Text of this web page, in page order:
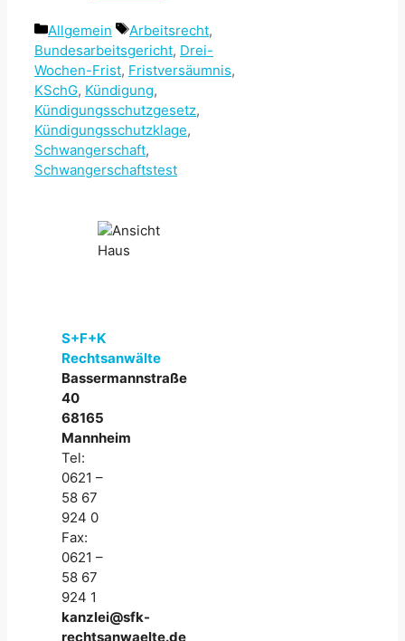
Kategorien
Allgemein Schlagwörter
Arbeitsrecht,
Bundesarbeitsgericht, Drei-
Wochen-Frist, Fristversäumnis,
KSchG, Kündigung,
Kündigungsschutzgesetz,
Kündigungsschutzklage,
Schwangerschaft,
Schwangerschaftstest
S+F+K
Rechtsanwälte
Bassermannstraße
40
68165
Mannheim
Tel:
0621 –
58 67
924 0
Fax:
0621 –
58 67
924 1
kanzlei@sfk-
rechtsanwaelte.de